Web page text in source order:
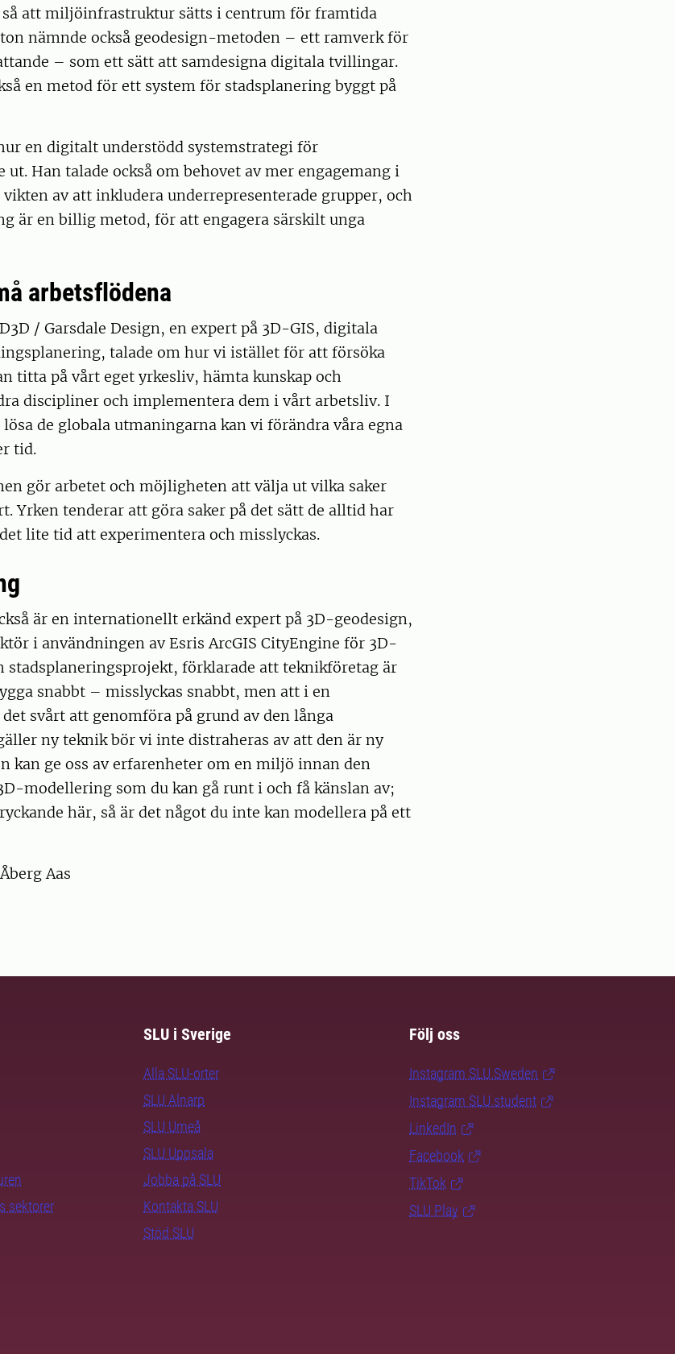
så att miljöinfrastruktur sätts i centrum för framtida
nämnde också geodesign-metoden – ett ramverk för
– som ett sätt att samdesigna digitala tvillingar.
en metod för ett system för stadsplanering byggt på
en digitalt understödd systemstrategi för
ut. Han talade också om behovet av mer engagemang i
av att inkludera underrepresenterade grupper, och
är en billig metod, för att engagera särskilt unga
arbetsflödena
/ Garsdale Design, en expert på 3D-GIS, digitala
talade om hur vi istället för att försöka
titta på vårt eget yrkesliv, hämta kunskap och
discipliner och implementera dem i vårt arbetsliv. I
de globala utmaningarna kan vi förändra våra egna
tid.
gör arbetet och möjligheten att välja ut vilka saker
Yrken tenderar att göra saker på det sätt de alltid har
lite tid att experimentera och misslyckas.
är en internationellt erkänd expert på 3D-geodesign,
i användningen av Esris ArcGIS CityEngine för 3D-
stadsplaneringsprojekt, förklarade att teknikföretag är
snabbt – misslyckas snabbt, men att i en
svårt att genomföra på grund av den långa
ny teknik bör vi inte distraheras av att den är ny
kan ge oss av erfarenheter om en miljö innan den
modellering som du kan gå runt i och få känslan av;
här, så är det något du inte kan modellera på ett
Aas
sektorer
SLU i Sverige
Alla SLU-orter
SLU Alnarp
SLU Umeå
SLU Uppsala
Jobba på SLU
Kontakta SLU
Stöd SLU
Följ oss
Instagram SLU.Sweden
Instagram SLU.student
LinkedIn
Facebook
TikTok
SLU Play